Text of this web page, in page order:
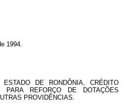
1994.
DE RONDÔNIA, CRÉDITO
REFORÇO DE DOTAÇÕES
PROVIDÊNCIAS.